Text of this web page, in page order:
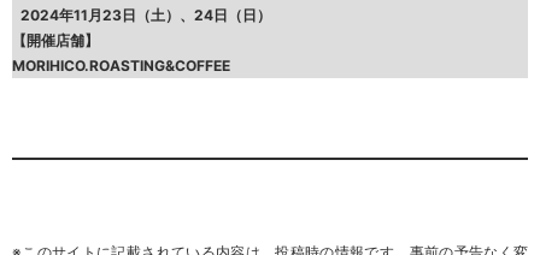
2024年11月23日（土）、24日（日）
【開催店舗】
MORIHICO.ROASTING&COFFEE